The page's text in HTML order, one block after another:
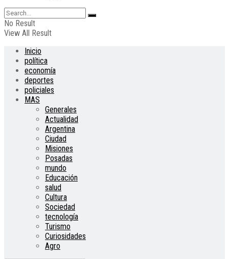
No Result
View All Result
Inicio
política
economía
deportes
policiales
MAS
Generales
Actualidad
Argentina
Ciudad
Misiones
Posadas
mundo
Educación
salud
Cultura
Sociedad
tecnología
Turismo
Curiosidades
Agro